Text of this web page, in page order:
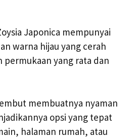
Japonica mempunyai
warna hijau yang cerah
permukaan yang rata dan
membuatnya nyaman
opsi yang tepat
halaman rumah, atau